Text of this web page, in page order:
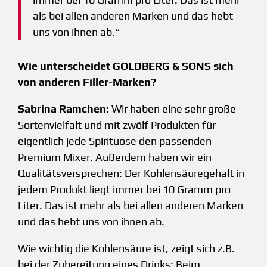
als bei allen anderen Marken und das hebt
uns von ihnen ab.“
Wie unterscheidet GOLDBERG & SONS sich
von anderen Filler-Marken?
Sabrina Ramchen: Wir haben eine sehr große
Sortenvielfalt und mit zwölf Produkten für
eigentlich jede Spirituose den passenden
Premium Mixer. Außerdem haben wir ein
Qualitätsversprechen: Der Kohlensäuregehalt in
jedem Produkt liegt immer bei 10 Gramm pro
Liter. Das ist mehr als bei allen anderen Marken
und das hebt uns von ihnen ab.
Wie wichtig die Kohlensäure ist, zeigt sich z.B.
bei der Zubereitung eines Drinks: Beim